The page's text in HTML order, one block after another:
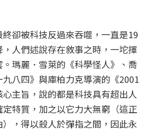
卻被科技反過來吞噬，一直是19
人們述說存在敘事之時，一坨揮
瑪麗．雪萊的《科學怪人》、喬
八四》與庫柏力克導演的《2001
主旨，說的都是科技具有超出人
特質，加之以它力大無窮（這正
，得以殺人於彈指之間，因此永